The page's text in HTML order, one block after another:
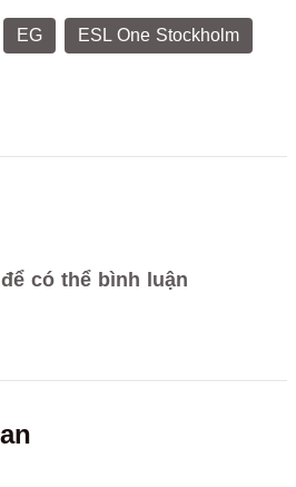
EG ESL One Stockholm
có thể bình luận